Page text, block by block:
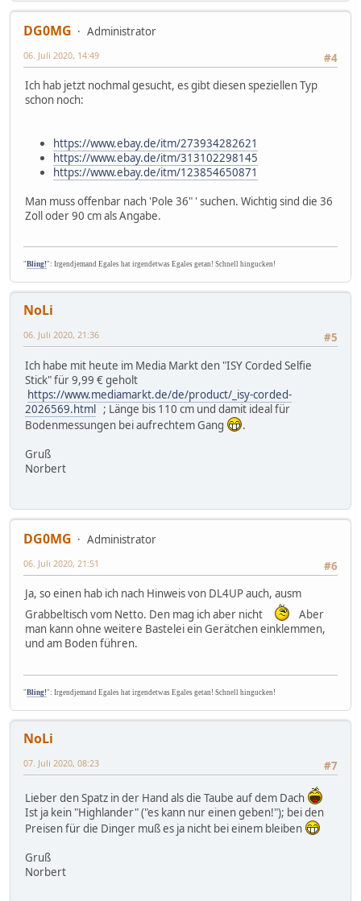
DG0MG
Administrator
#4
06. Juli 2020, 14:49
Ich hab jetzt nochmal gesucht, es gibt diesen speziellen Typ
schon noch:
https://www.ebay.de/itm/273934282621
https://www.ebay.de/itm/313102298145
https://www.ebay.de/itm/123854650871
Man muss offenbar nach 'Pole 36" ' suchen. Wichtig sind die 36
Zoll oder 90 cm als Angabe.
"Bling!": Irgendjemand Egales hat irgendetwas Egales getan! Schnell hingucken!
NoLi
#5
06. Juli 2020, 21:36
Ich habe mit heute im Media Markt den "ISY Corded Selfie
Stick" für 9,99 € geholt
https://www.mediamarkt.de/de/product/_isy-corded-
2026569.html ; Länge bis 110 cm und damit ideal für
Bodenmessungen bei aufrechtem Gang
.
Gruß
Norbert
DG0MG
Administrator
#6
06. Juli 2020, 21:51
Ja, so einen hab ich nach Hinweis von DL4UP auch, ausm
Grabbeltisch vom Netto. Den mag ich aber nicht
Aber
man kann ohne weitere Bastelei ein Gerätchen einklemmen,
und am Boden führen.
"Bling!": Irgendjemand Egales hat irgendetwas Egales getan! Schnell hingucken!
NoLi
#7
07. Juli 2020, 08:23
Lieber den Spatz in der Hand als die Taube auf dem Dach
Ist ja kein "Highlander" ("es kann nur einen geben!"); bei den
Preisen für die Dinger muß es ja nicht bei einem bleiben
Gruß
Norbert